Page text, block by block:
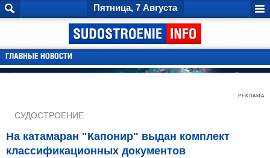
Пятница, 7 Августа
ГЛАВНЫЕ НОВОСТИ
РЕКЛАМА
СУДОСТРОЕНИЕ
На катамаран "Капонир" выдан комплект
классификационных документов